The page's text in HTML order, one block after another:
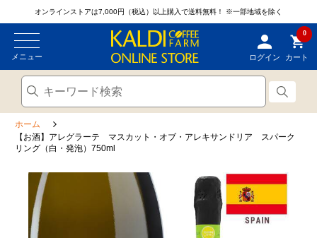
オンラインストアは7,000円（税込）以上購入で送料無料！ ※一部地域を除く
メニュー ログイン
0
カート
ホーム
【お酒】アレグラーテ マスカット・オブ・アレキサンドリア スパーク
リング（白・発泡）750ml